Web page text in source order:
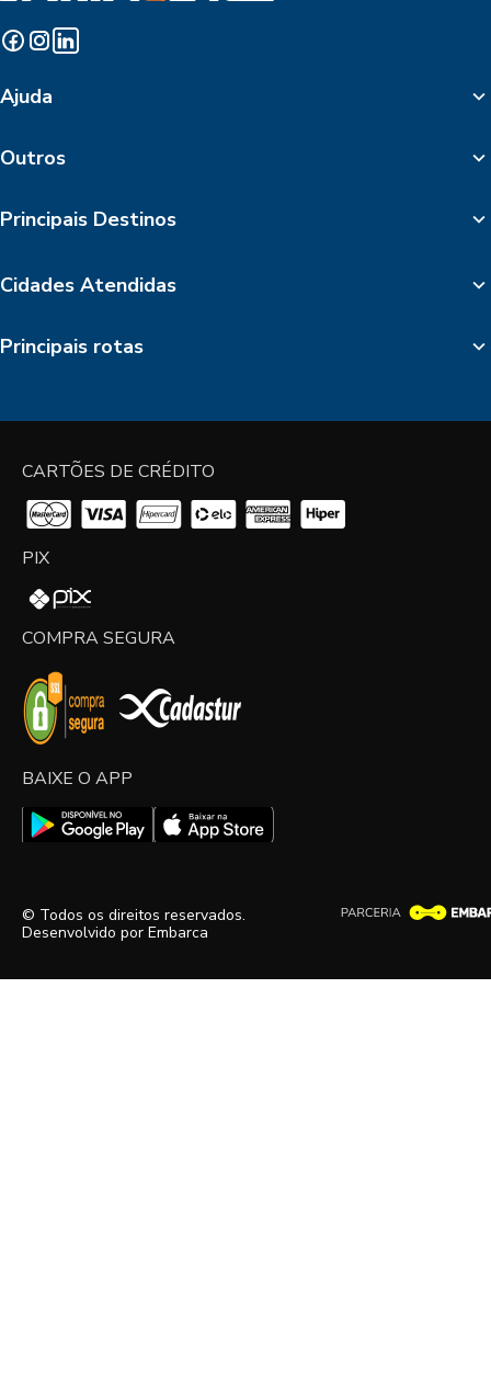
Ajuda
Outros
Principais Destinos
Cidades Atendidas
Principais rotas
CARTÕES DE CRÉDITO
PIX
COMPRA SEGURA
BAIXE O APP
© Todos os direitos reservados.
Desenvolvido por Embarca